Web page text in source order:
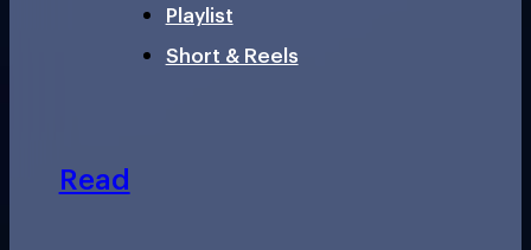
Playlist
Short & Reels
Read